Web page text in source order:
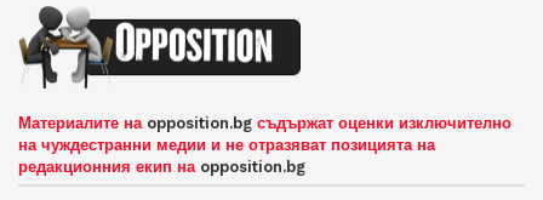
Материалите на opposition.bg съдържат оценки изключително
на чуждестранни медии и не отразяват позицията на
редакционния екип на opposition.bg